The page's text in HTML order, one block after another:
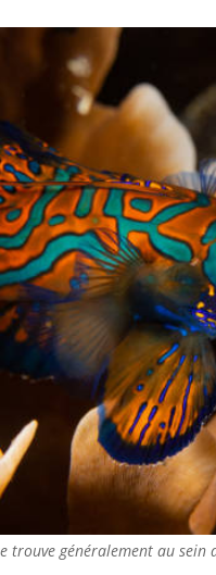
trouve généralement au